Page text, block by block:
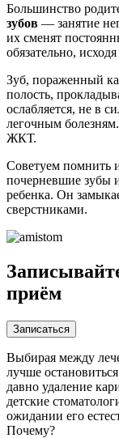
Большинство
зубов — занятие
их сменят
обязательно,
Зуб, пораженный
полость,
ослабляется, не в
легочным
ЖКТ.
Советуем помнить
почерневшие зубы
ребенка. Он
сверстниками.
приём
Записаться
Выбирая между
лучше
давно удаление
детские
ожидании его
Почему?